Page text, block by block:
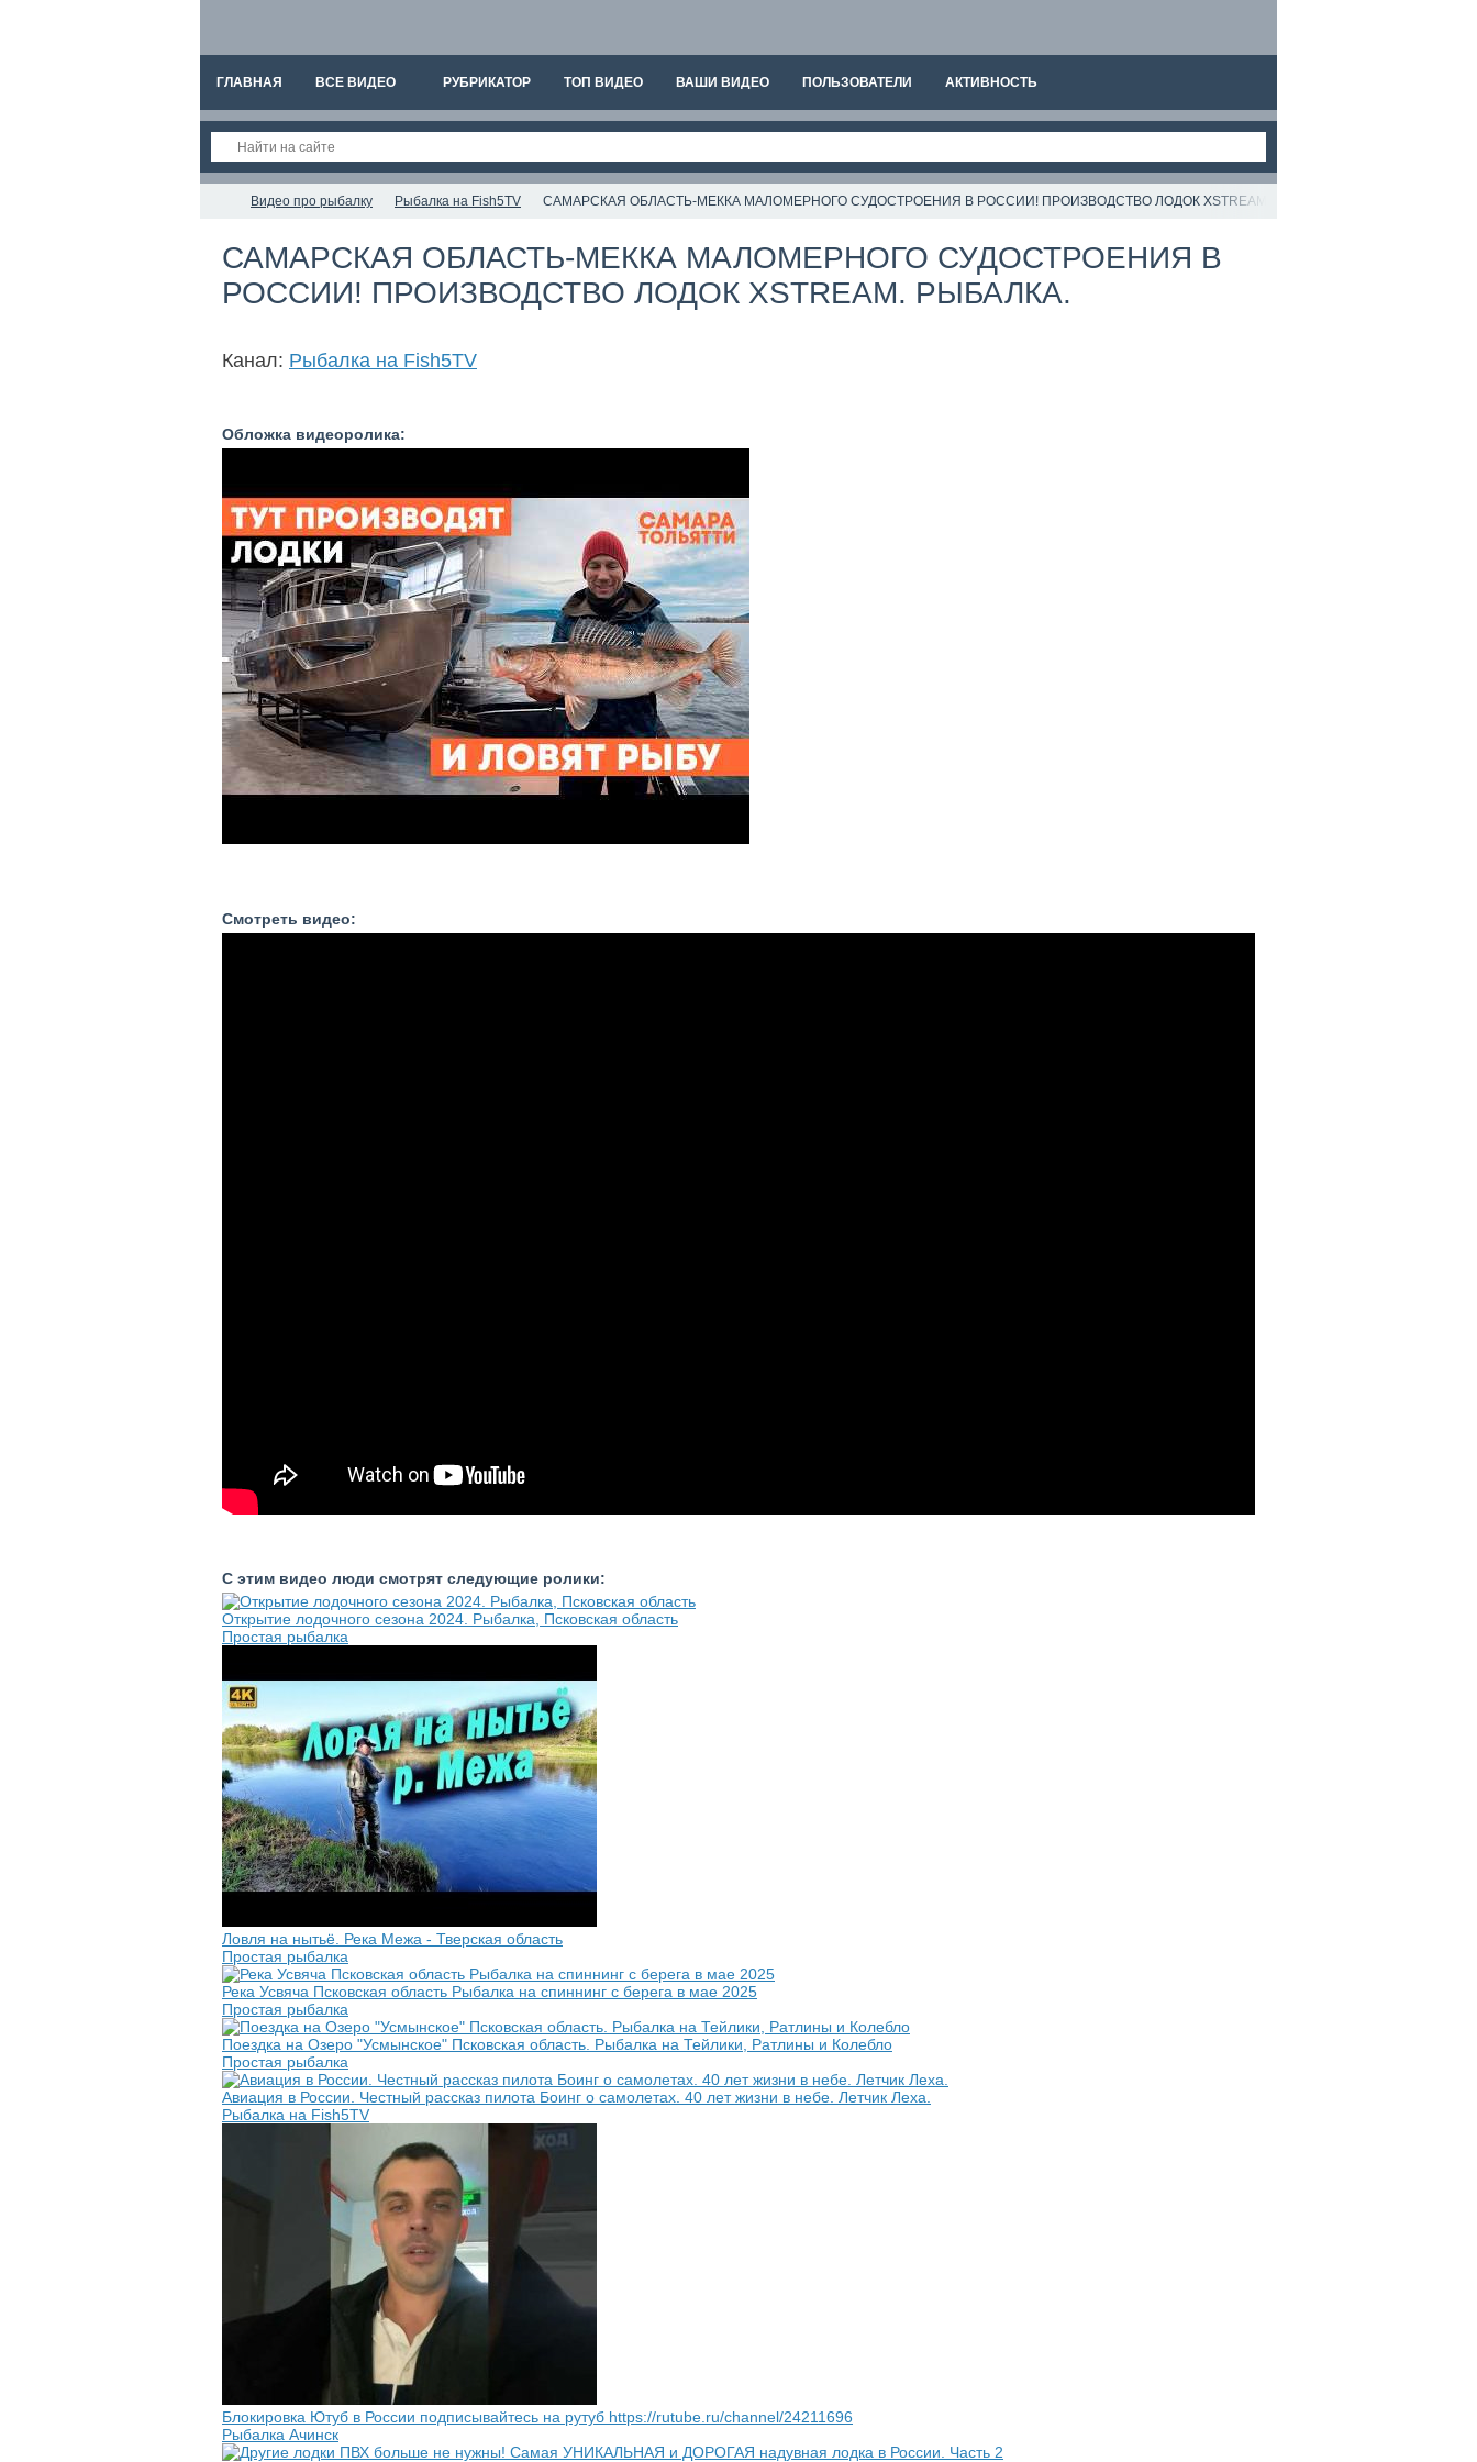
ГЛАВНАЯ ВСЕ ВИДЕО РУБРИКАТОР ТОП ВИДЕО ВАШИ ВИДЕО ПОЛЬЗОВАТЕЛИ АКТИВНОСТЬ
Видео про рыбалку Рыбалка на Fish5TV САМАРСКАЯ ОБЛАСТЬ-МЕККА МАЛОМЕРНОГО СУДОСТРОЕНИЯ В РОССИИ! ПРОИЗВОДСТВО ЛОДОК XSTREAM. РЫБАЛКА.
САМАРСКАЯ ОБЛАСТЬ-МЕККА МАЛОМЕРНОГО СУДОСТРОЕНИЯ В
РОССИИ! ПРОИЗВОДСТВО ЛОДОК XSTREAM. РЫБАЛКА.
Канал: Рыбалка на Fish5TV
Обложка видеоролика:
Смотреть видео:
С этим видео люди смотрят следующие ролики:
Открытие лодочного сезона 2024. Рыбалка, Псковская область
Простая рыбалка
Ловля на нытьё. Река Межа - Тверская область
Простая рыбалка
Река Усвяча Псковская область Рыбалка на спиннинг с берега в мае 2025
Простая рыбалка
Поездка на Озеро "Усмынское" Псковская область. Рыбалка на Тейлики, Ратлины и Колебло
Простая рыбалка
Авиация в России. Честный рассказ пилота Боинг о самолетах. 40 лет жизни в небе. Летчик Леха.
Рыбалка на Fish5TV
Блокировка Ютуб в России подписывайтесь на рутуб https://rutube.ru/channel/24211696
Рыбалка Ачинск